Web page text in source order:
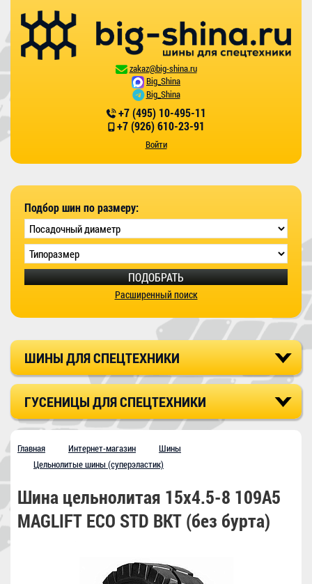
zakaz@big-shina.ru
Big_Shina
Big_Shina
+7 (495) 10-495-11
+7 (926) 610-23-91
Войти
ШИНЫ ДЛЯ СПЕЦТЕХНИКИ
ГУСЕНИЦЫ ДЛЯ СПЕЦТЕХНИКИ
Подбор шин по размеру:
ПОДОБРАТЬ
Расширенный поиск
Главная Интернет-магазин
Шины
Цельнолитые шины (cуперэластик)
Шина цельнолитая 15x4.5-8 109A5
MAGLIFT ECO STD BKT (без бурта)